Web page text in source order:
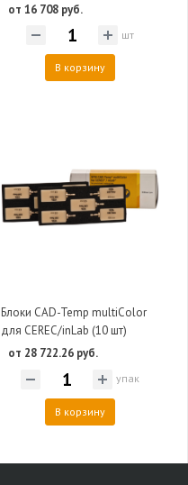
от 16 708 руб.
шт
В корзину
Блоки CAD-Temp multiColor
для CEREC/inLab (10 шт)
от 28 722.26 руб.
упак
В корзину